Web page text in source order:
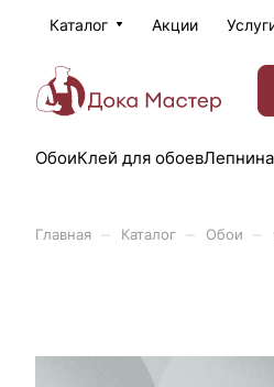
Каталог Акции
ОбоиКлей для обоевЛепнина
Главная Каталог Обои